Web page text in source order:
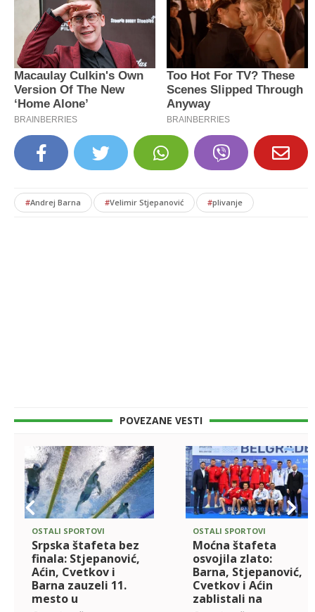
#Andrej Barna #Velimir Stjepanović #plivanje
POVEZANE VESTI
OSTALI SPORTOVI
Srpska štafeta bez
finala: Stjepanović,
Aćin, Cvetkov i
Barna zauzeli 11.
mesto u
OSTALI SPORTOVI
Moćna štafeta
osvojila zlato:
Barna, Stjepanović,
Cvetkov i Aćin
zablistali na